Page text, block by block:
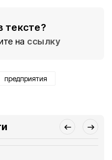
тексте?
на ссылку
предприятия